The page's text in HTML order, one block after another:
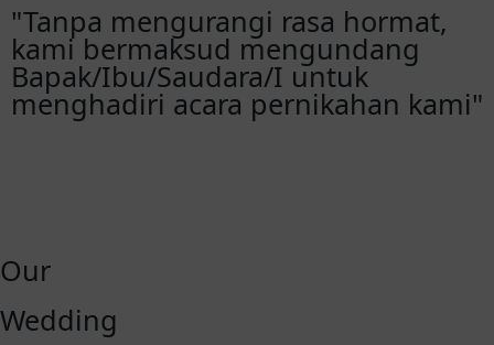
"Tanpa mengurangi rasa hormat,
kami bermaksud mengundang
Bapak/Ibu/Saudara/I untuk
menghadiri acara pernikahan kami"
Our
Wedding